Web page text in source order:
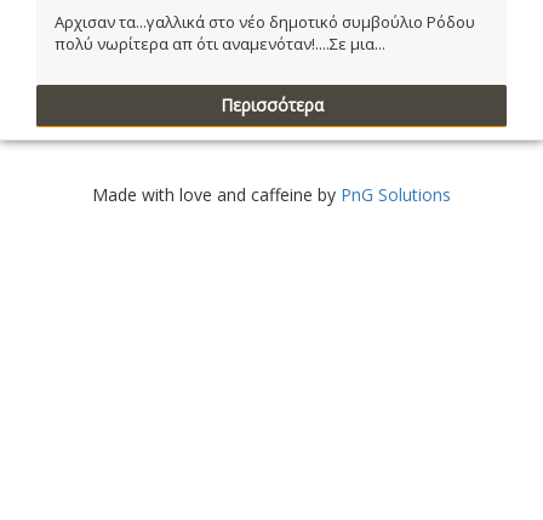
Αρχισαν τα...γαλλικά στο νέο δημοτικό συμβούλιο Ρόδου
πολύ νωρίτερα απ ότι αναμενόταν!....Σε μια...
Περισσότερα
Made with love and caffeine by PnG Solutions